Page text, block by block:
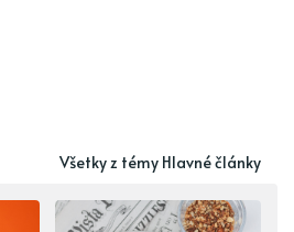
Všetky z témy Hlavné články